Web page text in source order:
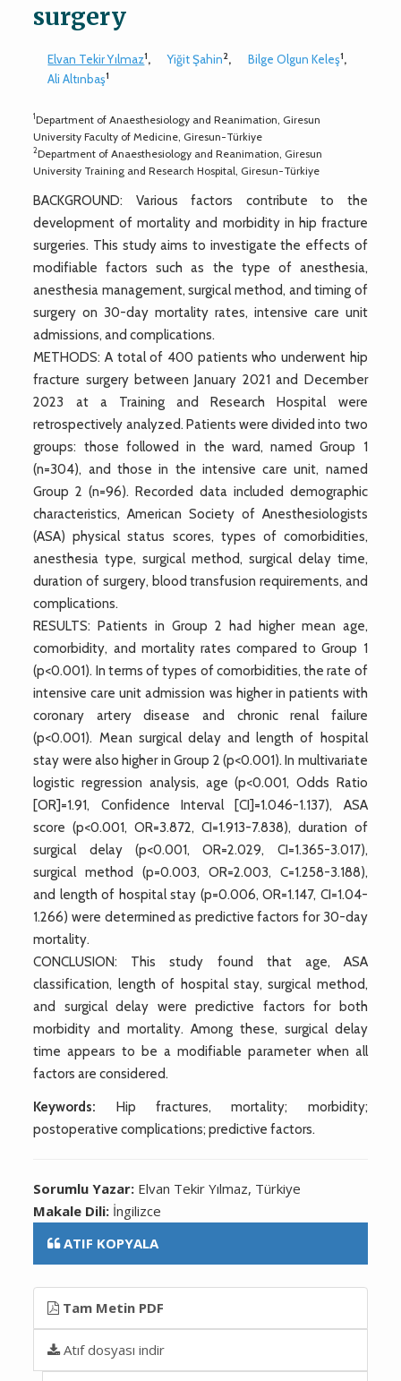
surgery
Elvan Tekir Yılmaz1, Yiğit Şahin2, Bilge Olgun Keleş1,
Ali Altınbaş1
1Department of Anaesthesiology and Reanimation, Giresun
University Faculty of Medicine, Giresun-Türkiye
2Department of Anaesthesiology and Reanimation, Giresun
University Training and Research Hospital, Giresun-Türkiye
BACKGROUND: Various factors contribute to the
development of mortality and morbidity in hip fracture
surgeries. This study aims to investigate the effects of
modifiable factors such as the type of anesthesia,
anesthesia management, surgical method, and timing of
surgery on 30-day mortality rates, intensive care unit
admissions, and complications.
METHODS: A total of 400 patients who underwent hip
fracture surgery between January 2021 and December
2023 at a Training and Research Hospital were
retrospectively analyzed. Patients were divided into two
groups: those followed in the ward, named Group 1
(n=304), and those in the intensive care unit, named
Group 2 (n=96). Recorded data included demographic
characteristics, American Society of Anesthesiologists
(ASA) physical status scores, types of comorbidities,
anesthesia type, surgical method, surgical delay time,
duration of surgery, blood transfusion requirements, and
complications.
RESULTS: Patients in Group 2 had higher mean age,
comorbidity, and mortality rates compared to Group 1
(p<0.001). In terms of types of comorbidities, the rate of
intensive care unit admission was higher in patients with
coronary artery disease and chronic renal failure
(p<0.001). Mean surgical delay and length of hospital
stay were also higher in Group 2 (p<0.001). In multivariate
logistic regression analysis, age (p<0.001, Odds Ratio
[OR]=1.91, Confidence Interval [CI]=1.046-1.137), ASA
score (p<0.001, OR=3.872, CI=1.913-7.838), duration of
surgical delay (p<0.001, OR=2.029, CI=1.365-3.017),
surgical method (p=0.003, OR=2.003, C=1.258-3.188),
and length of hospital stay (p=0.006, OR=1.147, CI=1.04-
1.266) were determined as predictive factors for 30-day
mortality.
CONCLUSION: This study found that age, ASA
classification, length of hospital stay, surgical method,
and surgical delay were predictive factors for both
morbidity and mortality. Among these, surgical delay
time appears to be a modifiable parameter when all
factors are considered.
Keywords: Hip fractures, mortality; morbidity;
postoperative complications; predictive factors.
Sorumlu Yazar: Elvan Tekir Yılmaz, Türkiye
Makale Dili: İngilizce
ATIF KOPYALA
Tam Metin PDF
Atıf dosyası indir